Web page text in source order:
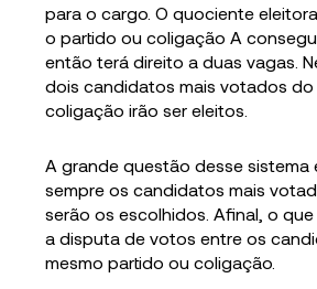
para o cargo. O quociente
o partido ou coligação A
então terá direito a duas vagas.
dois candidatos mais votados
coligação irão ser eleitos.
A grande questão desse sistema
sempre os candidatos mais
serão os escolhidos. Afinal, o
a disputa de votos entre os
mesmo partido ou coligação.